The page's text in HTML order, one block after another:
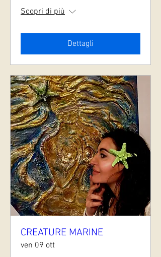
Scopri di più
Dettagli
CREATURE MARINE
ven 09 ott